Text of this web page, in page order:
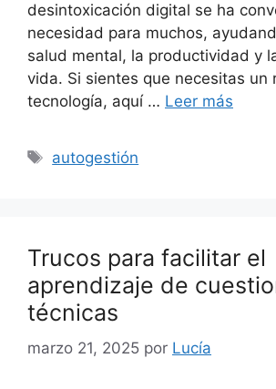
desintoxicación digital se ha
necesidad para muchos,
salud mental, la productividad y
vida. Si sientes que necesitas un
tecnología, aquí … Leer más
Etiquetas
autogestión
Trucos para facilitar el
aprendizaje de
técnicas
marzo 21, 2025 por Lucía